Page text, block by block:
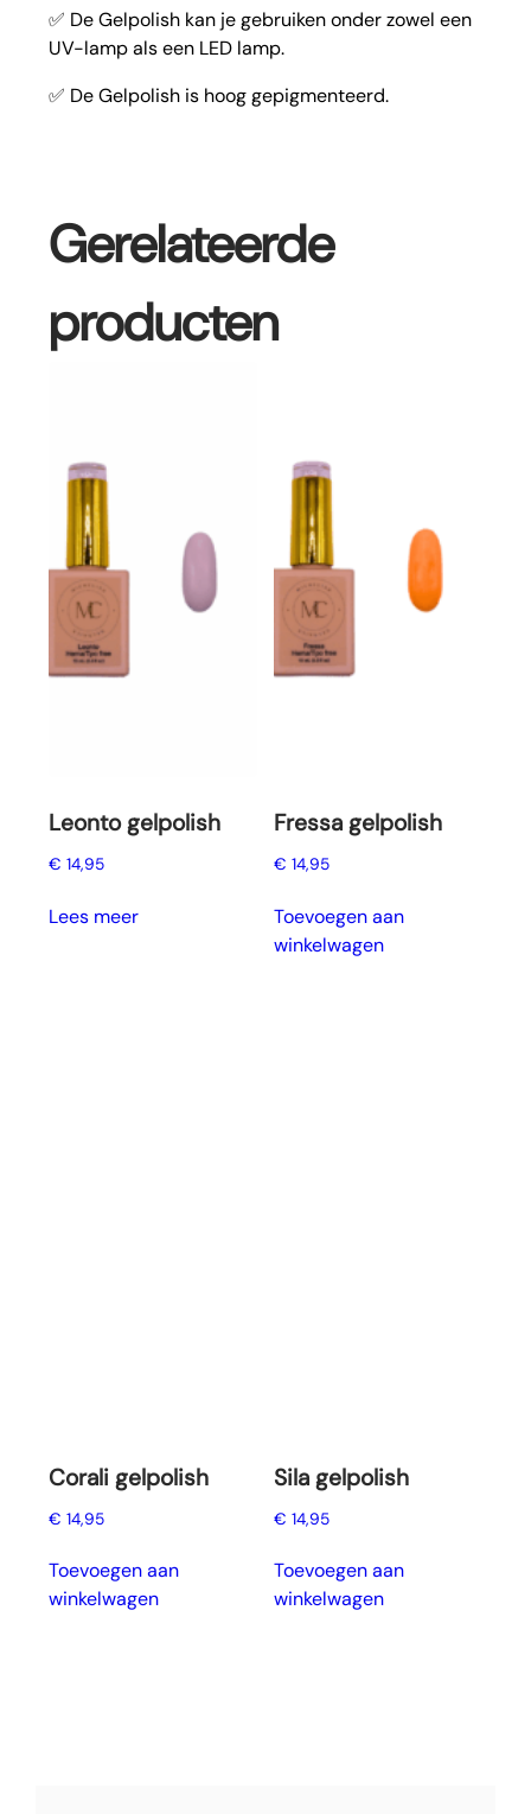
✅ De Gelpolish kan je gebruiken onder zowel een
UV-lamp als een LED lamp.
✅ De Gelpolish is hoog gepigmenteerd.
Gerelateerde
producten
Leonto gelpolish
€ 14,95
Lees meer
Fressa gelpolish
€ 14,95
Toevoegen aan
winkelwagen
Corali gelpolish
€ 14,95
Toevoegen aan
winkelwagen
Sila gelpolish
€ 14,95
Toevoegen aan
winkelwagen